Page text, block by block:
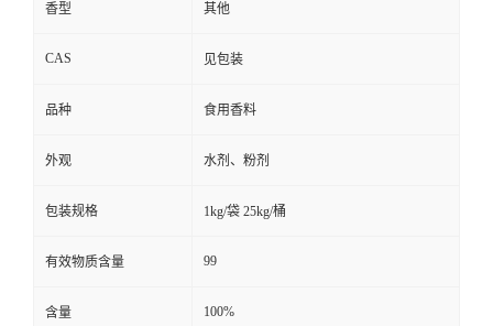
香型 其他
CAS 见包装
品种 食用香料
外观 水剂、粉剂
包装规格 1kg/袋 25kg/桶
有效物质含量 99
含量 100%